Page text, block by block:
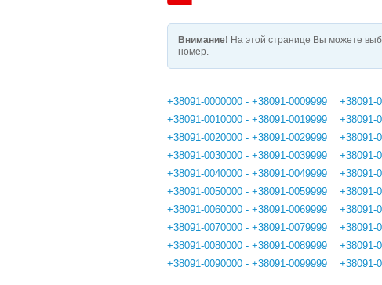
Внимание! На этой странице Вы можете
номер.
+38091-0000000 - +38091-0009999
+38091-0010000 - +38091-0019999
+38091-0020000 - +38091-0029999
+38091-0030000 - +38091-0039999
+38091-0040000 - +38091-0049999
+38091-0050000 - +38091-0059999
+38091-0060000 - +38091-0069999
+38091-0070000 - +38091-0079999
+38091-0080000 - +38091-0089999
+38091-0090000 - +38091-0099999
+38091-
+38091-
+38091-
+38091-
+38091-
+38091-
+38091-
+38091-
+38091-
+38091-